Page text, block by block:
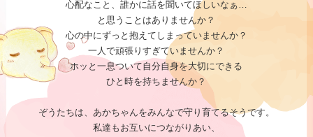
心配なこと、誰かに話を聞いてほしいなぁ…
と思うことはありませんか？
心の中にずっと抱えてしまっていませんか？
一人で頑張りすぎていませんか？
ホッと一息ついて自分自身を大切にできる
ひと時を持ちませんか？
ぞうたちは、あかちゃんをみんなで守り育てるそうです。
私達もお互いにつながりあい、